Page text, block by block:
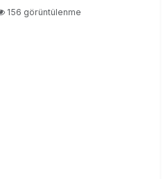
156 görüntülenme